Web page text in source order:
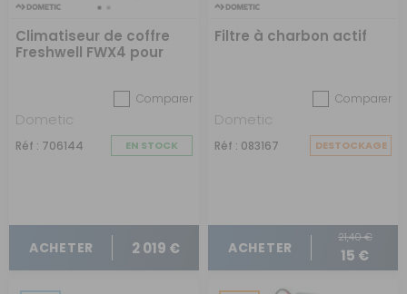
Climatiseur de coffre
Freshwell FWX4 pour
Comparer
Dometic
Réf : 706144 EN STOCK
ACHETER 2 019 €
Filtre à charbon actif
Comparer
Dometic
Réf : 083167 DESTOCKAGE
ACHETER
21,40 €
15 €